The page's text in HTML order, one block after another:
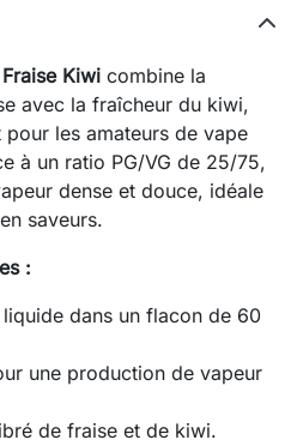
Kiwi combine la
avec la fraîcheur du kiwi,
les amateurs de vape
à un ratio PG/VG de 25/75,
dense et douce, idéale
saveurs.
:
dans un flacon de 60
une production de vapeur
de fraise et de kiwi.